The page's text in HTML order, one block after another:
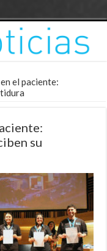
el paciente:
su